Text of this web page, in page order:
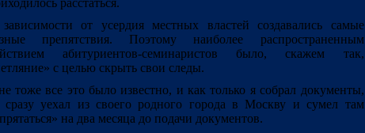
расстаться.
от усердия местных властей создавались самые
препятствия. Поэтому наиболее распространенным
абитуриентов-семинаристов было, скажем так,
с целью скрыть свои следы.
тоже все это было известно, и как только я собрал документы,
сразу уехал из своего родного города в Москву и сумел там
на два месяца до подачи документов.